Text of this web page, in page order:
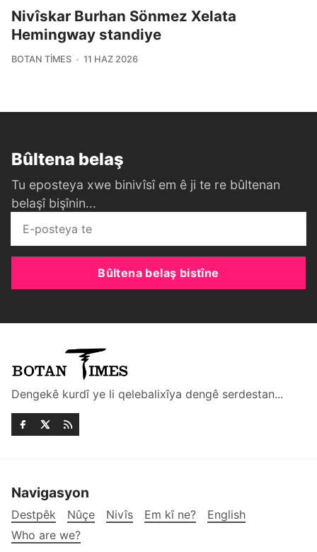
Nivîskar Burhan Sönmez Xelata
Hemingway standiye
BOTAN TIMES 11 HAZ 2026
Bûltena belaş
Tu eposteya xwe binivîsî em ê ji te re bûltenan
belaşî bişînin...
Bûltena belaş bistîne
Dengekê kurdî ye li qelebalixîya dengê serdestan...
Navigasyon
Destpêk Nûçe Nivîs Em kî ne?
English
Who are we?